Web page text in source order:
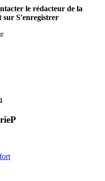
le rédacteur de la
S'enregistrer